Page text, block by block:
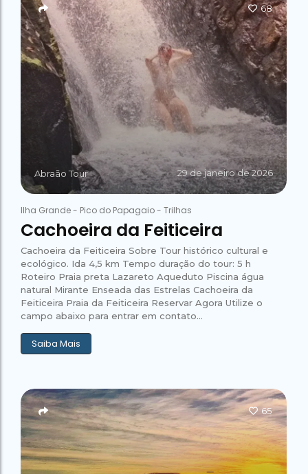
Abraão Tour 29 de janeiro de 2026
68
Ilha Grande- Pico do Papagaio- Trilhas
Cachoeira da Feiticeira
Cachoeira da Feiticeira Sobre Tour histórico cultural e
ecológico. Ida 4,5 km Tempo duração do tour: 5 h
Roteiro Praia preta Lazareto Aqueduto Piscina água
natural Mirante Enseada das Estrelas Cachoeira da
Feiticeira Praia da Feiticeira Reservar Agora Utilize o
campo abaixo para entrar em contato...
Saiba Mais
65